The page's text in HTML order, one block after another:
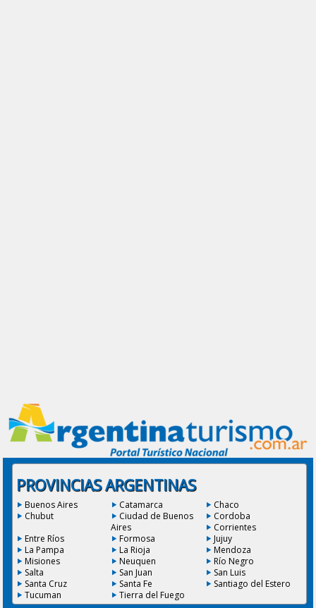
PROVINCIAS ARGENTINAS
Buenos Aires Catamarca
Chaco
Chubut
Ciudad de Buenos
Aires
Cordoba
Corrientes
Entre Ríos
Formosa
Jujuy
La Pampa
La Rioja
Mendoza
Misiones
Neuquen
Río Negro
Salta
San Juan
San Luis
Santa Cruz
Santa Fe
Santiago del Estero
Tucuman
Tierra del Fuego